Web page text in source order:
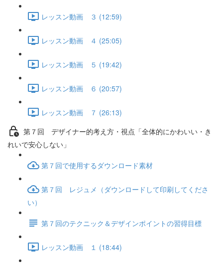
レッスン動画 ３ (12:59)
レッスン動画 ４ (25:05)
レッスン動画 ５ (19:42)
レッスン動画 ６ (20:57)
レッスン動画 ７ (26:13)
第７回 デザイナー的考え方・視点「全体的にかわいい・き
れいで安心しない」
第７回で使用するダウンロード素材
第７回 レジュメ（ダウンロードして印刷してくださ
い）
第７回のテクニック＆デザインポイントの習得目標
レッスン動画 １ (18:44)